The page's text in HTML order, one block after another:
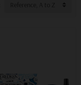
Reference, A to Z